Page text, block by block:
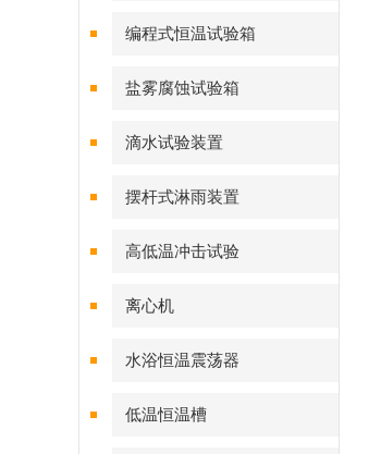
编程式恒温试验箱
盐雾腐蚀试验箱
滴水试验装置
摆杆式淋雨装置
高低温冲击试验
离心机
水浴恒温震荡器
低温恒温槽